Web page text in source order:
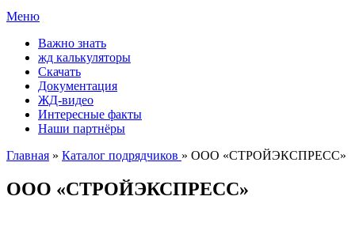
Меню
Важно знать
жд калькуляторы
Скачать
Документация
ЖД-видео
Интересные факты
Наши партнёры
Главная » Каталог подрядчиков » ООО «СТРОЙЭКСПРЕСС»
ООО «СТРОЙЭКСПРЕСС»